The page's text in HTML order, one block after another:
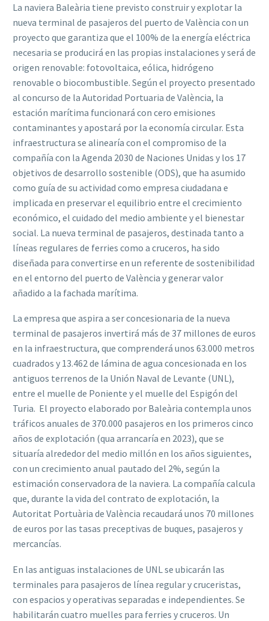
La naviera Baleària tiene previsto construir y explotar la
nueva terminal de pasajeros del puerto de València con un
proyecto que garantiza que el 100% de la energía eléctrica
necesaria se producirá en las propias instalaciones y será de
origen renovable: fotovoltaica, eólica, hidrógeno
renovable o biocombustible. Según el proyecto presentado
al concurso de la Autoridad Portuaria de València, la
estación marítima funcionará con cero emisiones
contaminantes y apostará por la economía circular. Esta
infraestructura se alinearía con el compromiso de la
compañía con la Agenda 2030 de Naciones Unidas y los 17
objetivos de desarrollo sostenible (ODS), que ha asumido
como guía de su actividad como empresa ciudadana e
implicada en preservar el equilibrio entre el crecimiento
económico, el cuidado del medio ambiente y el bienestar
social. La nueva terminal de pasajeros, destinada tanto a
líneas regulares de ferries como a cruceros, ha sido
diseñada para convertirse en un referente de sostenibilidad
en el entorno del puerto de València y generar valor
añadido a la fachada marítima.
La empresa que aspira a ser concesionaria de la nueva
terminal de pasajeros invertirá más de 37 millones de euros
en la infraestructura, que comprenderá unos 63.000 metros
cuadrados y 13.462 de lámina de agua concesionada en los
antiguos terrenos de la Unión Naval de Levante (UNL),
entre el muelle de Poniente y el muelle del Espigón del
Turia. El proyecto elaborado por Baleària contempla unos
tráficos anuales de 370.000 pasajeros en los primeros cinco
años de explotación (qua arrancaría en 2023), que se
situaría alrededor del medio millón en los años siguientes,
con un crecimiento anual pautado del 2%, según la
estimación conservadora de la naviera. La compañía calcula
que, durante la vida del contrato de explotación, la
Autoritat Portuària de València recaudará unos 70 millones
de euros por las tasas preceptivas de buques, pasajeros y
mercancías.
En las antiguas instalaciones de UNL se ubicarán las
terminales para pasajeros de línea regular y cruceristas,
con espacios y operativas separadas e independientes. Se
habilitarán cuatro muelles para ferries y cruceros. Un